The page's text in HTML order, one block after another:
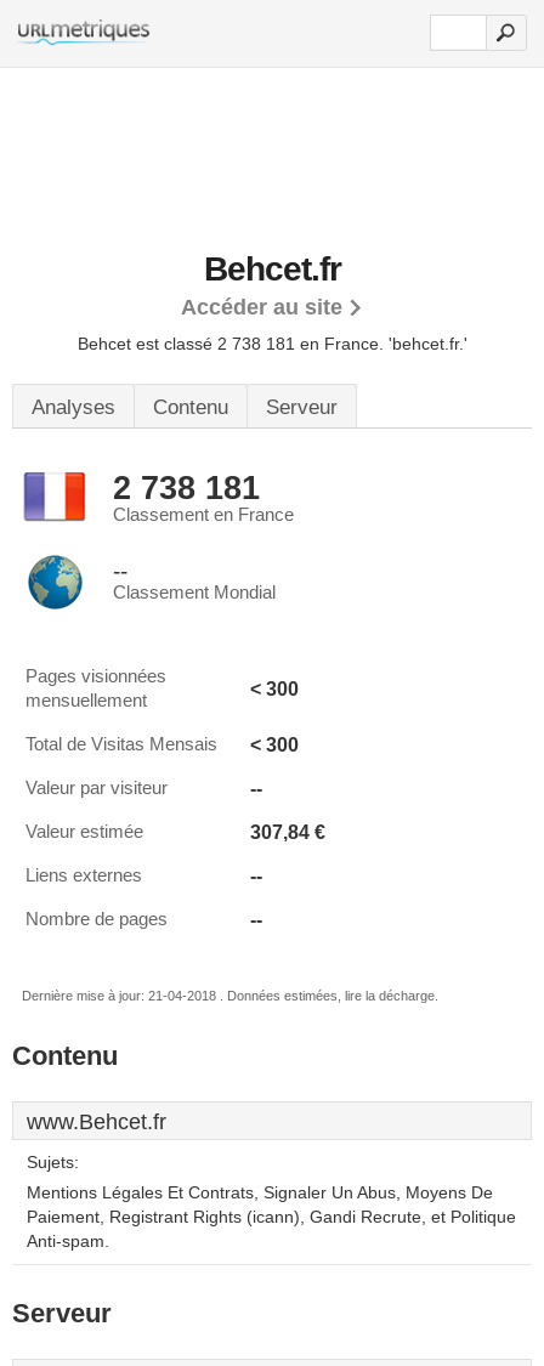
Behcet.fr
Accéder au site
Behcet est classé 2 738 181 en France. 'behcet.fr.'
Analyses Contenu Serveur
2 738 181
Classement en France
--
Classement Mondial
Pages visionnées
mensuellement
< 300
Total de Visitas Mensais < 300
Valeur par visiteur --
Valeur estimée 307,84 €
Liens externes --
Nombre de pages --
Dernière mise à jour: 21-04-2018 . Données estimées, lire la décharge.
Contenu
www.Behcet.fr
Sujets:
Mentions Légales Et Contrats, Signaler Un Abus, Moyens De
Paiement, Registrant Rights (icann), Gandi Recrute, et Politique
Anti-spam.
Serveur